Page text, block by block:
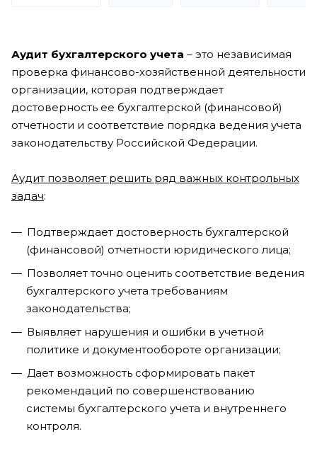
Аудит бухгалтерского учета – это независимая
проверка финансово-хозяйственной деятельности
организации, которая подтверждает
достоверность ее бухгалтерской (финансовой)
отчетности и соответствие порядка ведения учета
законодательству Российской Федерации.
Аудит позволяет решить ряд важных контрольных
задач:
Подтверждает достоверность бухгалтерской
(финансовой) отчетности юридического лица;
Позволяет точно оценить соответствие ведения
бухгалтерского учета требованиям
законодательства;
Выявляет нарушения и ошибки в учетной
политике и документообороте организации;
Дает возможность сформировать пакет
рекомендаций по совершенствованию
системы бухгалтерского учета и внутреннего
контроля.